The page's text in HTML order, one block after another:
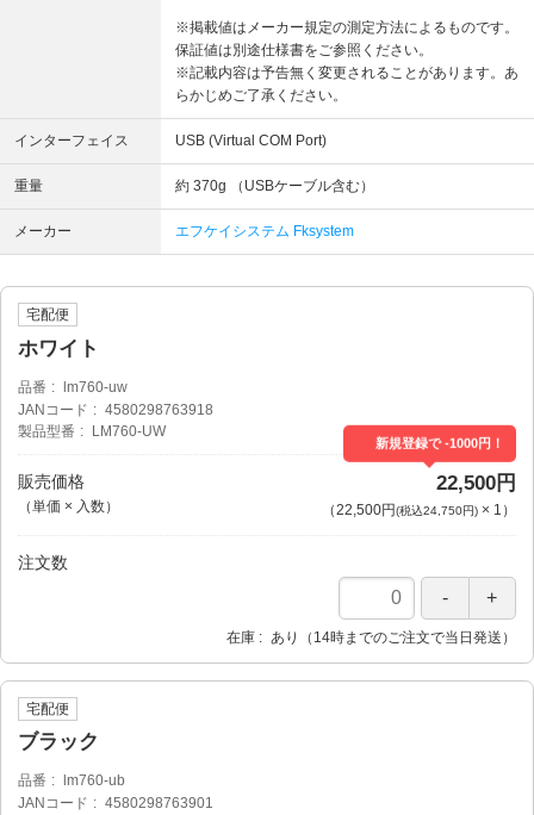
※掲載値はメーカー規定の測定方法によるものです。
保証値は別途仕様書をご参照ください。
※記載内容は予告無く変更されることがあります。あ
らかじめご了承ください。
インターフェイス USB (Virtual COM Port)
重量 約 370g （USBケーブル含む）
メーカー エフケイシステム Fksystem
宅配便
ホワイト
品番
lm760-uw
JANコード
4580298763918
製品型番
LM760-UW
販売価格
（単価 × 入数）
新規登録で -1000円！
22,500円
（22,500円(税込24,750円)× 1 ）
注文数
在庫 あり（14時までのご注文で当日発送）
宅配便
ブラック
品番
lm760-ub
JANコード
4580298763901